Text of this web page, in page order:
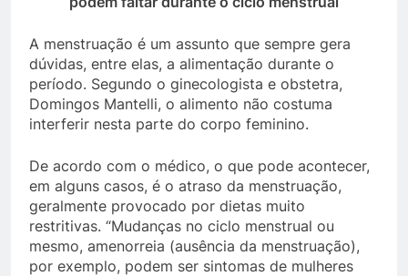
A menstruação é um assunto que sempre gera
dúvidas, entre elas, a alimentação durante o
período. Segundo o ginecologista e obstetra,
Domingos Mantelli, o alimento não costuma
interferir nesta parte do corpo feminino.
De acordo com o médico, o que pode acontecer,
em alguns casos, é o atraso da menstruação,
geralmente provocado por dietas muito
restritivas. “Mudanças no ciclo menstrual ou
mesmo, amenorreia (ausência da menstruação),
por exemplo, podem ser sintomas de mulheres